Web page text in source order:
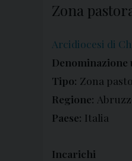
Zona
Arcidiocesi di
Denominazione
Tipo: Zona
Regione:
Paese: Italia
Incarichi